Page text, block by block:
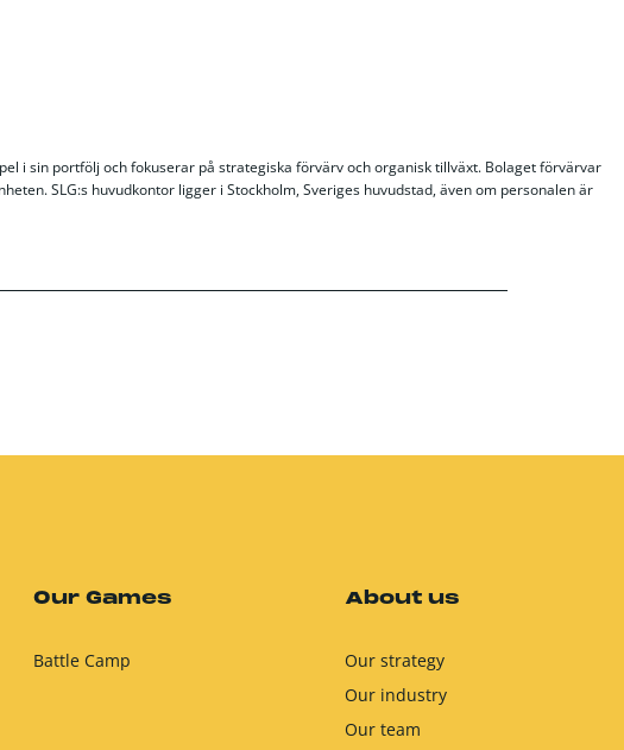
i sin portfölj och fokuserar på strategiska förvärv och organisk tillväxt. Bolaget förvärvar
SLG:s huvudkontor ligger i Stockholm, Sveriges huvudstad, även om personalen är
Our Games
Battle Camp
About us
Our strategy
Our industry
Our team